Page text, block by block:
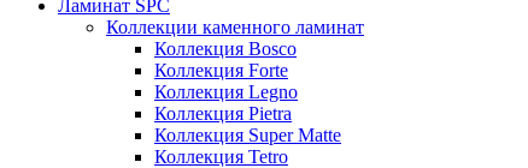
Ламинат SPC
Коллекции каменного ламинат
Коллекция Bosco
Коллекция Forte
Коллекция Legno
Коллекция Pietra
Коллекция Super Matte
Коллекция Tetro